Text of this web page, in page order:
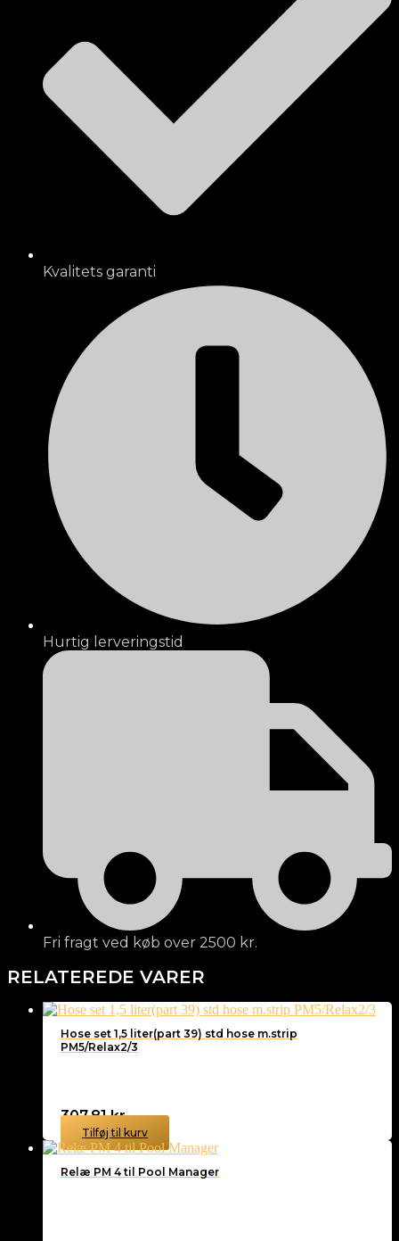
Kvalitets garanti
Hurtig lerveringstid
Fri fragt ved køb over 2500 kr.
RELATEREDE VARER
Hose set 1,5 liter(part 39) std hose m.strip
PM5/Relax2/3
307,81kr.
Tilføj til kurv
Relæ PM 4 til Pool Manager